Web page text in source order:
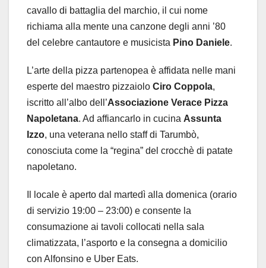
cavallo di battaglia del marchio, il cui nome
richiama alla mente una canzone degli anni ’80
del celebre cantautore e musicista Pino Daniele.
L’arte della pizza partenopea è affidata nelle mani
esperte del maestro pizzaiolo Ciro Coppola,
iscritto all’albo dell’Associazione Verace Pizza
Napoletana. Ad affiancarlo in cucina Assunta
Izzo, una veterana nello staff di Tarumbò,
conosciuta come la “regina” del crocchè di patate
napoletano.
Il locale è aperto dal martedì alla domenica (orario
di servizio 19:00 – 23:00) e consente la
consumazione ai tavoli collocati nella sala
climatizzata, l’asporto e la consegna a domicilio
con Alfonsino e Uber Eats.